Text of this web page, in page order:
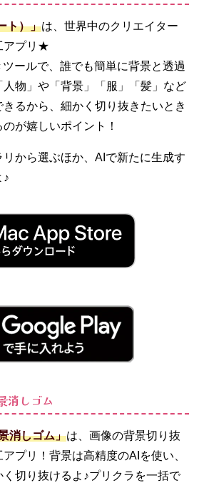
ト）」は、世界中のクリエイター
アプリ★
ールで、誰でも簡単に背景と透過
物」や「背景」「服」「髪」など
るから、細かく切り抜きたいとき
が嬉しいポイント！
から選ぶほか、AIで新たに生成す
♪
しゴム
消しゴム」は、画像の背景切り抜
プリ！背景は高精度のAIを使い、
切り抜けるよ♪プリクラを一括で